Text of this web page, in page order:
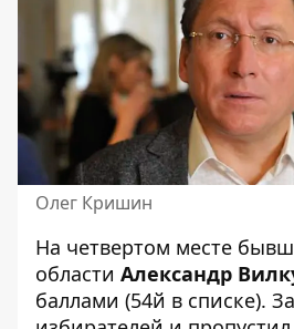
Олег Кришин
На четвертом месте
области Александр
баллами (54й в списке).